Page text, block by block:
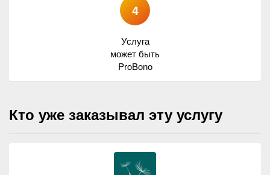
4
Услуга
может быть
ProBono
Кто уже заказывал эту услугу